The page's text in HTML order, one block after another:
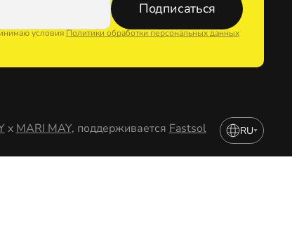
Подписаться
условияПолитики обработки персональных данных
x MARI MAY, поддерживается Fastsol RU